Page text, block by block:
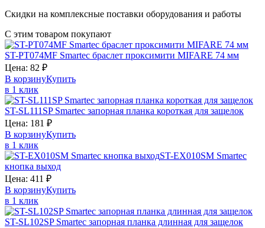
Скидки на комплексные поставки оборудования и работы
С этим товаром покупают
ST-PT074MF Smartec браслет проксимити MIFARE 74 мм
Цена: 82 ₽
В корзинуКупить
в 1 клик
ST-SL111SP Smartec запорная планка короткая для защелок
Цена: 181 ₽
В корзинуКупить
в 1 клик
ST-EX010SM Smartec
кнопка выход
Цена: 411 ₽
В корзинуКупить
в 1 клик
ST-SL102SP Smartec запорная планка длинная для защелок